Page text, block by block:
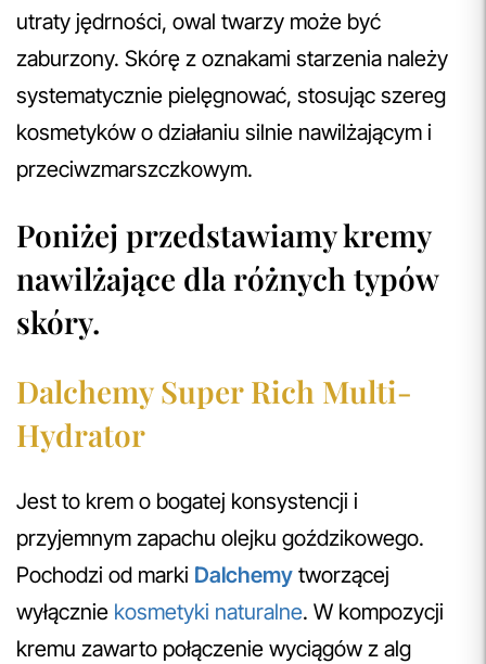
utraty jędrności, owal twarzy może być
zaburzony. Skórę z oznakami starzenia należy
systematycznie pielęgnować, stosując szereg
kosmetyków o działaniu silnie nawilżającym i
przeciwzmarszczkowym.
Poniżej przedstawiamy kremy
nawilżające dla różnych typów
skóry.
Dalchemy Super Rich Multi-
Hydrator
Jest to krem o bogatej konsystencji i
przyjemnym zapachu olejku goździkowego.
Pochodzi od marki Dalchemy tworzącej
wyłącznie kosmetyki naturalne. W kompozycji
kremu zawarto połączenie wyciągów z alg